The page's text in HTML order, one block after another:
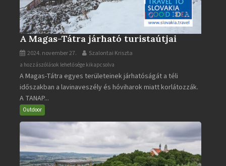
A Magas-Tátra járható turistaútjai
2024. november 27. Szalontai Kriszta
A
Magas-
Tátra
járható
turistaútjai
a hozzászólások lehetősége kikapcsolva
A Magas-Tátra egyes területeinek járhatóságát a téli
időszakban a lavinaveszély és hóviharok miatt korlátozzák.
A TANAP...
Outdoor